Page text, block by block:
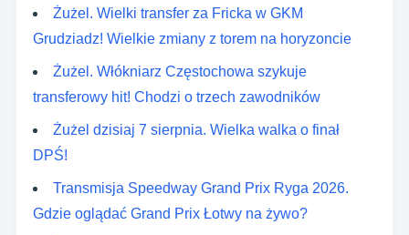
Żużel. Wielki transfer za Fricka w GKM
Grudziadz! Wielkie zmiany z torem na horyzoncie
Żużel. Włókniarz Częstochowa szykuje
transferowy hit! Chodzi o trzech zawodników
Żużel dzisiaj 7 sierpnia. Wielka walka o finał
DPŚ!
Transmisja Speedway Grand Prix Ryga 2026.
Gdzie oglądać Grand Prix Łotwy na żywo?